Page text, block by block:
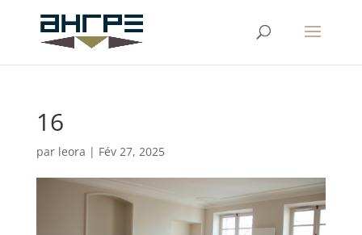
16
par leora | Fév 27, 2025